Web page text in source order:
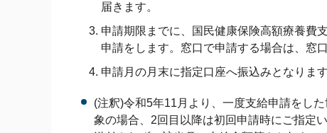
届きます。
申請期限までに、国民健康保険高額療養費
申請をします。窓口で申請する場合は、窓
申請月の月末に指定口座へ振込みとなります
(注釈)令和5年11月より、一度支給申請をし
象の場合、2回目以降は初回申請時にご指定